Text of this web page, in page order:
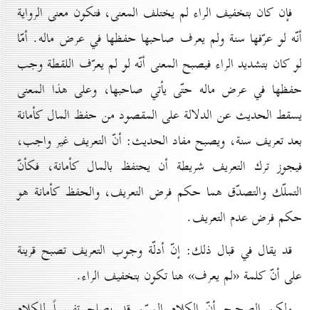
فإن كان بتخفيف الراء لم يختلف المعنى، فتكون معنى الرواية
أنّه لو عرّفها سنة ولم يعرف صاحبها حفظها في عرض ماله. أمّا
لو كان بتشديد الراء فيصبح المعنى أنّه لو لم يعرّف اللقطة وجب
حفظها في عرض ماله حتّى يأتي صاحبها، وعلى هذا المعنى
يسقط الحديث عن الدلالة على المقصود من حفظ المال كأمانة
بعد تعريف سنة، ويصبح مفاد الحديث: أنّ التعريف غير واجب،
فيجوز ترك التعريف شريطة أن يحتفظ بالمال كأمانة، فكأنّ
التملّك والتصدّق هما حكم فرض التعريف، والحفظ كأمانة هو
حكم فرض عدم التعريف.
قد يقال في قبال ذلك: إنّ أدلّة وجوب التعريف تصبح قرينة
على أنّ كلمة «لم يعرف» هنا تكون بتخفيف الراء.